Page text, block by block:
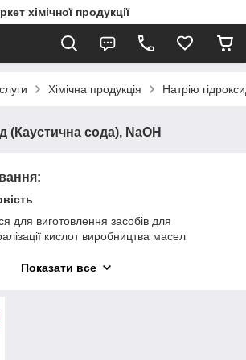
хімічної продукції
Хімічна продукція Натрію
(Каустична сода), NaOH
для виготовлення засобів для
кислот виробництва масел
для знезараження овочесховищ,
позбутися від попелиці,
Показати все